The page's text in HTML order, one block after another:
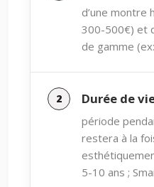
d’une montre
300-500€) et
de gamme
Durée de
période
restera à la
5-10 ans ;